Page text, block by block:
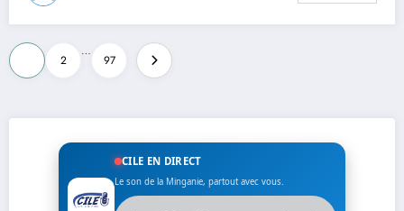
Pagination
des
publications
2
…
97
CILE EN DIRECT
Le son de la Minganie, partout avec vous.